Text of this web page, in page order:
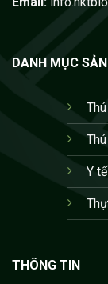
DANH MỤC
Y tế
THÔNG TIN